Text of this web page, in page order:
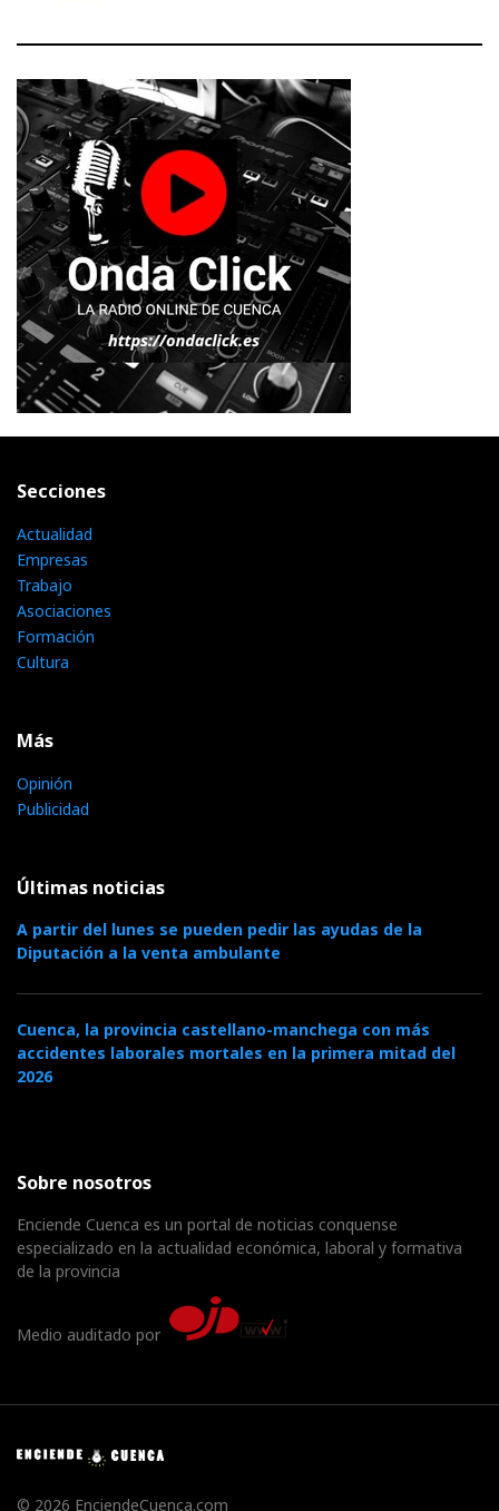
Secciones
Actualidad
Empresas
Trabajo
Asociaciones
Formación
Cultura
Más
Opinión
Publicidad
Últimas noticias
A partir del lunes se pueden pedir las ayudas de la
Diputación a la venta ambulante
Cuenca, la provincia castellano-manchega con más
accidentes laborales mortales en la primera mitad del
2026
Sobre nosotros
Enciende Cuenca es un portal de noticias conquense
especializado en la actualidad económica, laboral y formativa
de la provincia
Medio auditado por
© 2026 EnciendeCuenca.com